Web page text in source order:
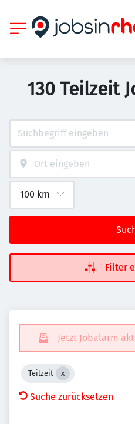
130 Teilzeit
Filter
Jetzt Jobalarm
Teilzeit
Suche zurücksetzen